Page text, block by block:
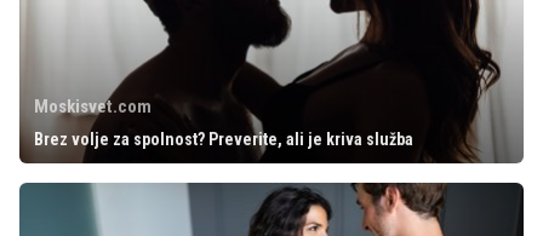
Moskisvet.com
Brez volje za spolnost? Preverite, ali je kriva služba